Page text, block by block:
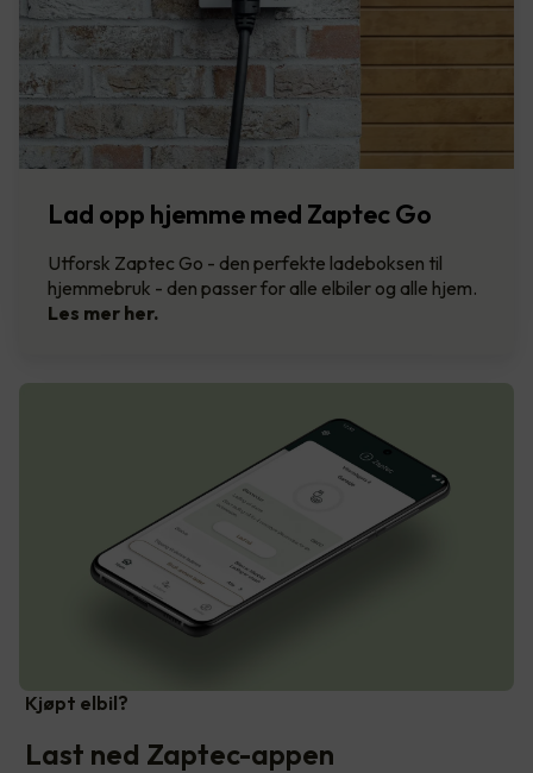
Lad opp hjemme med Zaptec Go
Utforsk Zaptec Go - den perfekte ladeboksen til
hjemmebruk - den passer for alle elbiler og alle hjem.
Les mer her.
Kjøpt elbil?
Last ned Zaptec-appen